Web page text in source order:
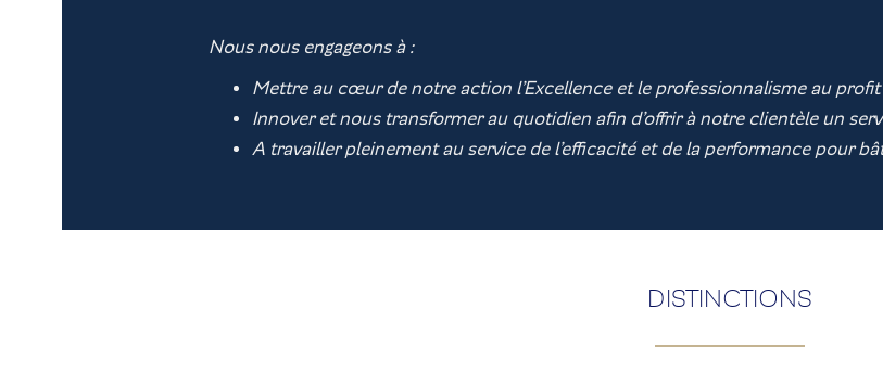
Nous nous engageons à :
Mettre au cœur de notre action l’Excellence et le professionnalisme au
Innover et nous transformer au quotidien afin d’offrir à notre clientèle un
A travailler pleinement au service de l’efficacité et de la performance pour
DISTINCTIONS